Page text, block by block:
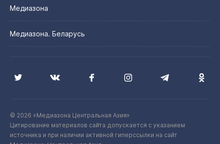
Медиазона
Медиазона. Беларусь
© 2026 «Медиазона Центральная Азия»
Цитирование материалов сайта допускается с указанием
источника и при наличии активной гиперссылки на сайт